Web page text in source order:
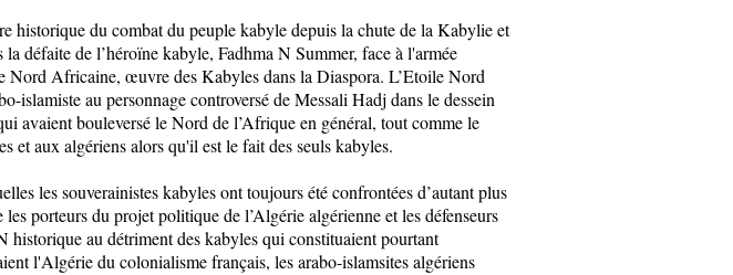
historique du combat du peuple kabyle depuis la chute de la Kabylie et
défaite de l’héroïne kabyle, Fadhma N Summer, face à l'armée
Nord Africaine, œuvre des Kabyles dans la Diaspora. L’Etoile Nord
islamiste au personnage controversé de Messali Hadj dans le dessein
avaient bouleversé le Nord de l’Afrique en général, tout comme le
et aux algériens alors qu'il est le fait des seuls kabyles.
les souverainistes kabyles ont toujours été confrontées d’autant plus
porteurs du projet politique de l’Algérie algérienne et les défenseurs
au détriment des kabyles qui constituaient pourtant
l'Algérie du colonialisme français, les arabo-islamsites algériens